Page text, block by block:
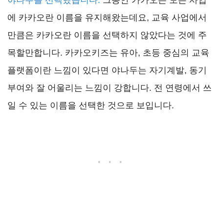
에 카카오란 이름을 유지해왔는데요, 교육 사업에서
만큼은 카카오란 이름을 선택하지 않았다는 것에 주
목할만합니다. 카카오키즈는 유아, 초등 중심의 교육
플랫폼이란 느낌이 있다면 야나두는 자기계발, 동기
부여와 잘 어울리는 느낌이 강합니다. 전 연령에서 쓰
일 수 있는 이름을 선택한 것으로 보입니다.
. . .